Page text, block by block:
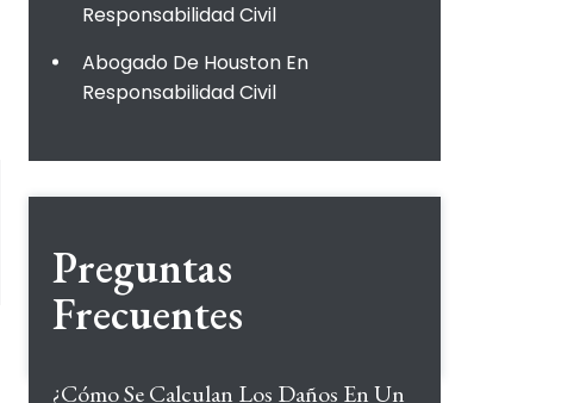
Responsabilidad Civil
Abogado De Houston En
Responsabilidad Civil
Preguntas
Frecuentes
¿Cómo Se Calculan Los Daños En Un